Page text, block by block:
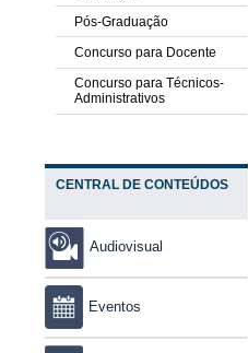
Pós-Graduação
Concurso para Docente
Concurso para Técnicos-
Administrativos
CENTRAL DE CONTEÚDOS
Audiovisual
Eventos